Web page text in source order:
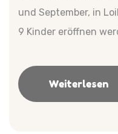
und September, in
9 Kinder eröffnen
Weiterlesen